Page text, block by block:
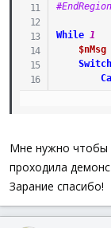
While 1
$nMsg
Switch
Мне нужно чтобы
проходила
Зарание спасибо!